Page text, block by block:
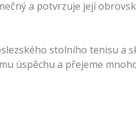
a potvrzuje její
stolního tenisu a
úspěchu a přejeme